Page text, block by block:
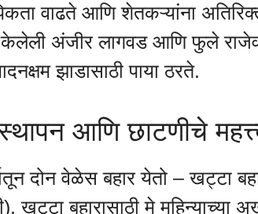
वाढते आणि शेतकऱ्यांना
अंजीर लागवड आणि फुले
झाडासाठी पाया ठरते.
आणि छाटणीचे
दोन वेळेस बहार येतो – खट्टा
खट्टा बहारासाठी मे